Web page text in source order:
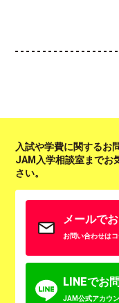
入試や学費に関するお
JAM入学相談室までお
さい。
メールで
お問い合わせは
LINEでお
JAM公式アカウ